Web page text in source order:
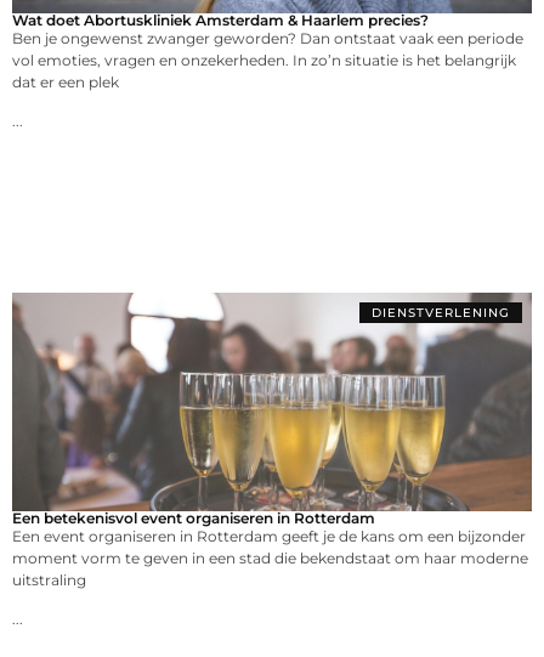
Wat doet Abortuskliniek Amsterdam & Haarlem precies?
Ben je ongewenst zwanger geworden? Dan ontstaat vaak een periode
vol emoties, vragen en onzekerheden. In zo’n situatie is het belangrijk
dat er een plek
...
DIENSTVERLENING
Een betekenisvol event organiseren in Rotterdam
Een event organiseren in Rotterdam geeft je de kans om een bijzonder
moment vorm te geven in een stad die bekendstaat om haar moderne
uitstraling
...